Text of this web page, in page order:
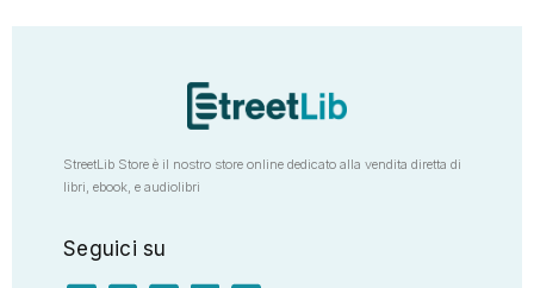
StreetLib Store è il nostro store online dedicato alla vendita diretta di
libri, ebook, e audiolibri
Seguici su